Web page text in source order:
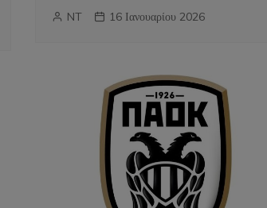
NT 16 Ιανουαρίου 2026